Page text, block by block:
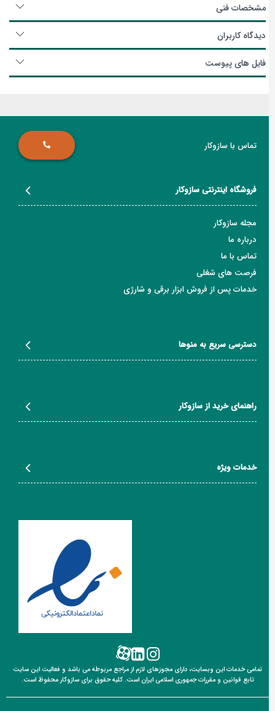
مشخصات فنی
دیدگاه کاربران
فایل های پیوست
تماس با سازوکار
فروشگاه اینترنتی سازوکار
مجله سازوکار
درباره ما
تماس با ما
فرصت های شغلی
خدمات پس از فروش ابزار برقی و شارژی
دسترسی سریع به منوها
راهنمای خرید از سازوکار
خدمات ویژه
تمامی خدمات این وبسایت، دارای مجوزهای لازم از مراجع مربوطه می باشد و فعالیت این سایت
تابع قوانینو مقررات جمهوری اسلامی ایران است. کلیه حقوق برای سازوکار محفوظ است.